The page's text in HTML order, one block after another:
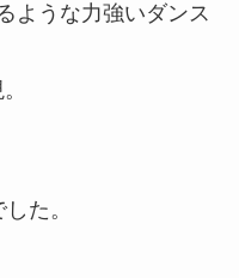
ような力強いダンス
た。